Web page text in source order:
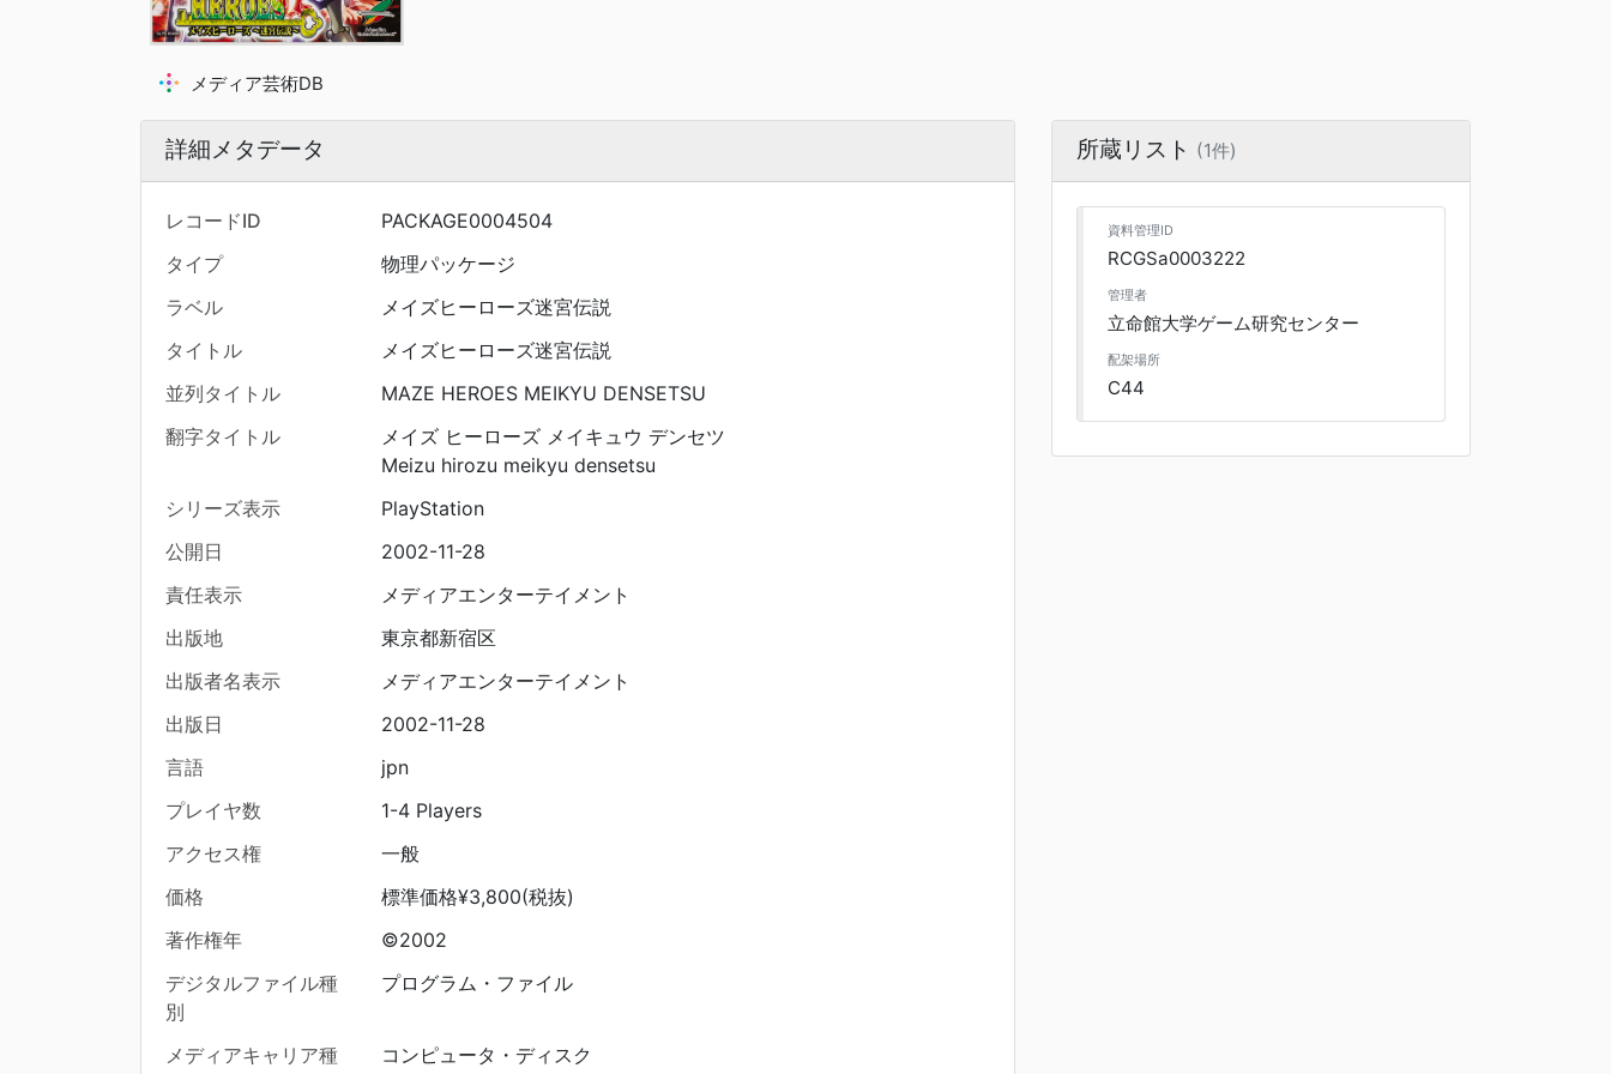
メディア芸術DB
詳細メタデータ
レコードID
PACKAGE0004504
タイプ
物理パッケージ
ラベル
メイズヒーローズ迷宮伝説
タイトル
メイズヒーローズ迷宮伝説
並列タイトル
MAZE HEROES MEIKYU DENSETSU
翻字タイトル
メイズ ヒーローズ メイキュウ デンセツ
Meizu hirozu meikyu densetsu
シリーズ表示
PlayStation
公開日
2002-11-28
責任表示
メディアエンターテイメント
出版地
東京都新宿区
出版者名表示
メディアエンターテイメント
出版日
2002-11-28
言語
jpn
プレイヤ数
1-4 Players
アクセス権
一般
価格
標準価格¥3,800(税抜)
著作権年
©2002
デジタルファイル種
別
プログラム・ファイル
メディアキャリア種
コンピュータ・ディスク
所蔵リスト (1件)
資料管理ID
RCGSa0003222
管理者
立命館大学ゲーム研究センター
配架場所
C44